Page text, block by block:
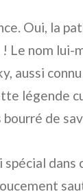
Oui, la
nom lui-
aussi
légende
de
spécial